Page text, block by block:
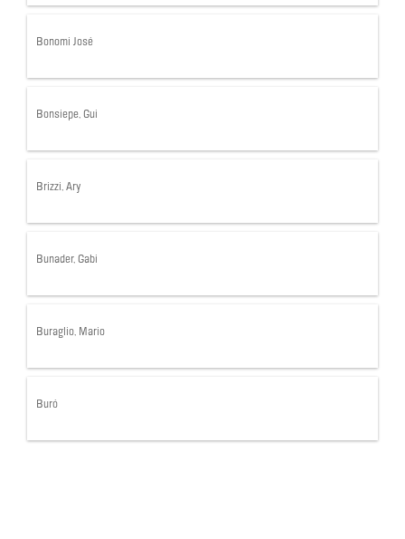
Bonomi José
Bonsiepe, Gui
Brizzi, Ary
Bunader, Gabi
Buraglio, Mario
Buró